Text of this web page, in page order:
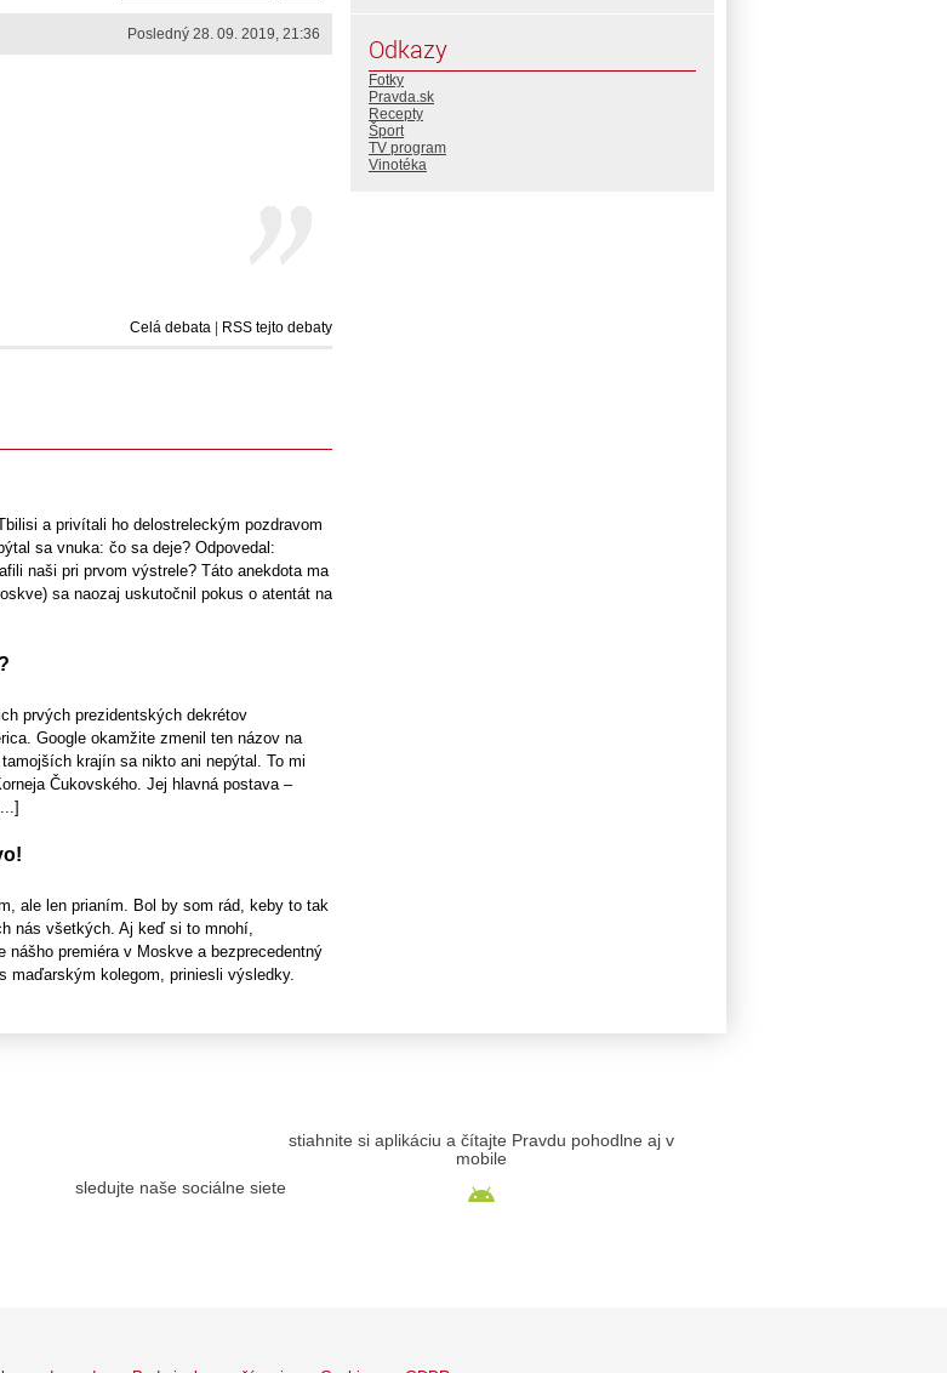
Posledný 28. 09. 2019, 21:36
Celá debata | RSS tejto debaty
a privítali ho delostreleckým pozdravom
sa vnuka: čo sa deje? Odpovedal:
naši pri prvom výstrele? Táto anekdota ma
sa naozaj uskutočnil pokus o atentát na
prvých prezidentských dekrétov
Google okamžite zmenil ten názov na
krajín sa nikto ani nepýtal. To mi
Čukovského. Jej hlavná postava –
ale len prianím. Bol by som rád, keby to tak
nás všetkých. Aj keď si to mnohí,
premiéra v Moskve a bezprecedentný
kolegom, priniesli výsledky.
Odkazy
Fotky
Pravda.sk
Recepty
Šport
TV program
Vinotéka
sledujte naše sociálne siete
stiahnite si aplikáciu a čítajte Pravdu pohodlne aj v
mobile